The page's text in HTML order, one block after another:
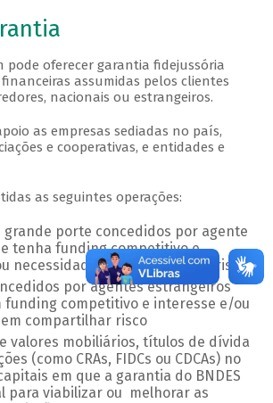
pode oferecer garantia fidejussória
assumidas pelos clientes
nacionais ou estrangeiros.
as empresas sediadas no país,
e cooperativas, e entidades e
as seguintes operações:
grande porte concedidos por agente
tenha funding competitivo e
necessidade em compartilhar risco
por agentes estrangeiros
funding competitivo e interesse e/ou
compartilhar risco
valores mobiliários, títulos de dívida
(como CRAs, FIDCs ou CDCAs) no
em que a garantia do BNDES
para viabilizar ou melhorar as